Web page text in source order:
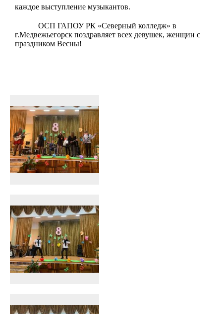
каждое выступление музыкантов.
ОСП ГАПОУ РК «Северный колледж» в
г.Медвежьегорск поздравляет всех девушек, женщин с
праздником Весны!